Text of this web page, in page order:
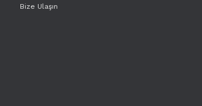
Bize Ulaşın